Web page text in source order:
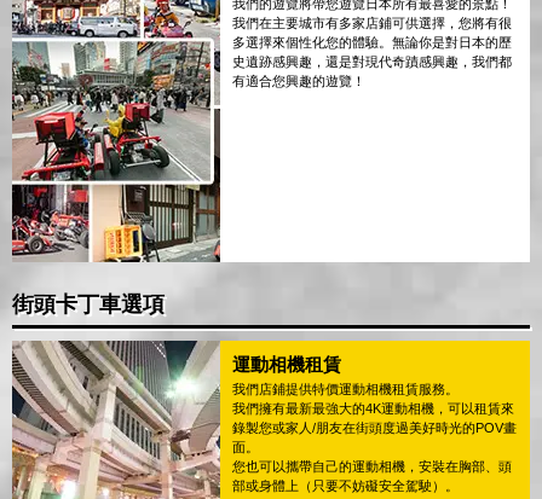
我們的遊覽將帶您遊覽日本所有最喜愛的景點！
我們在主要城市有多家店鋪可供選擇，您將有很
多選擇來個性化您的體驗。無論你是對日本的歷
史遺跡感興趣，還是對現代奇蹟感興趣，我們都
有適合您興趣的遊覽！
街頭卡丁車選項
運動相機租賃
我們店鋪提供特價運動相機租賃服務。
我們擁有最新最強大的4K運動相機，可以租賃來
錄製您或家人/朋友在街頭度過美好時光的POV畫
面。
您也可以攜帶自己的運動相機，安裝在胸部、頭
部或身體上（只要不妨礙安全駕駛）。